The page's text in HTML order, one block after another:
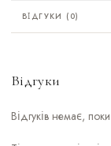
ВІДГУКИ (0)
Відгуки
Відгуків немає,